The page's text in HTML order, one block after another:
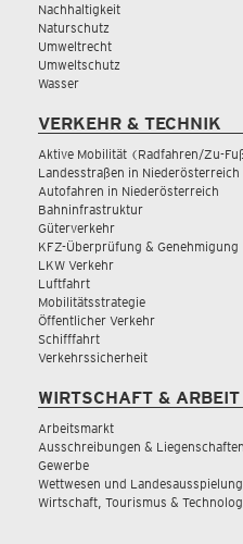
Nachhaltigkeit
Naturschutz
Umweltrecht
Umweltschutz
Wasser
VERKEHR & TECHNIK
Aktive Mobilität (Radfahren/Zu-
Landesstraßen in Niederösterreich
Autofahren in Niederösterreich
Bahninfrastruktur
Güterverkehr
KFZ-Überprüfung & Genehmigung
LKW Verkehr
Luftfahrt
Mobilitätsstrategie
Öffentlicher Verkehr
Schifffahrt
Verkehrssicherheit
WIRTSCHAFT & ARBEIT
Arbeitsmarkt
Ausschreibungen & Liegenschaften
Gewerbe
Wettwesen und
Wirtschaft, Tourismus &